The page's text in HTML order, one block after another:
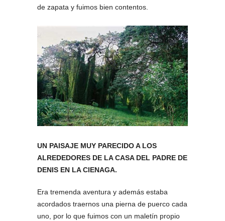
de zapata y fuimos bien contentos.
UN PAISAJE MUY PARECIDO A LOS
ALREDEDORES DE LA CASA DEL PADRE DE
DENIS EN LA CIENAGA.
Era tremenda aventura y además estaba
acordados traernos una pierna de puerco cada
uno, por lo que fuimos con un maletín propio